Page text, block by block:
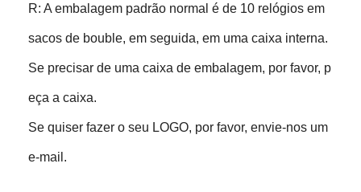
R: A embalagem padrão normal é de 10 relógios em
sacos de bouble, em seguida, em uma caixa interna.
Se precisar de uma caixa de embalagem, por favor, p
eça a caixa.
Se quiser fazer o seu LOGO, por favor, envie-nos um
e-mail.